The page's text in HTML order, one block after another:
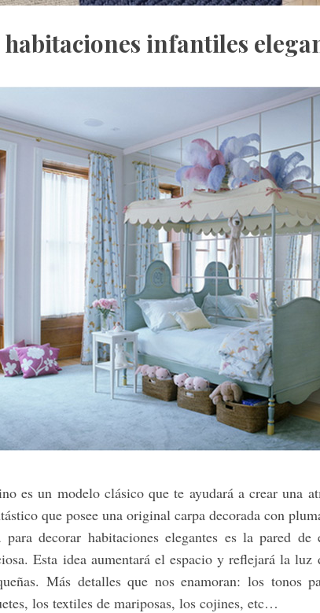
infantiles
es un modelo clásico que te ayudará a crear una
que posee una original carpa decorada con
decorar habitaciones elegantes es la pared
Esta idea aumentará el espacio y reflejará la luz
Más detalles que nos enamoran: los tonos
los textiles de mariposas, los cojines, etc…